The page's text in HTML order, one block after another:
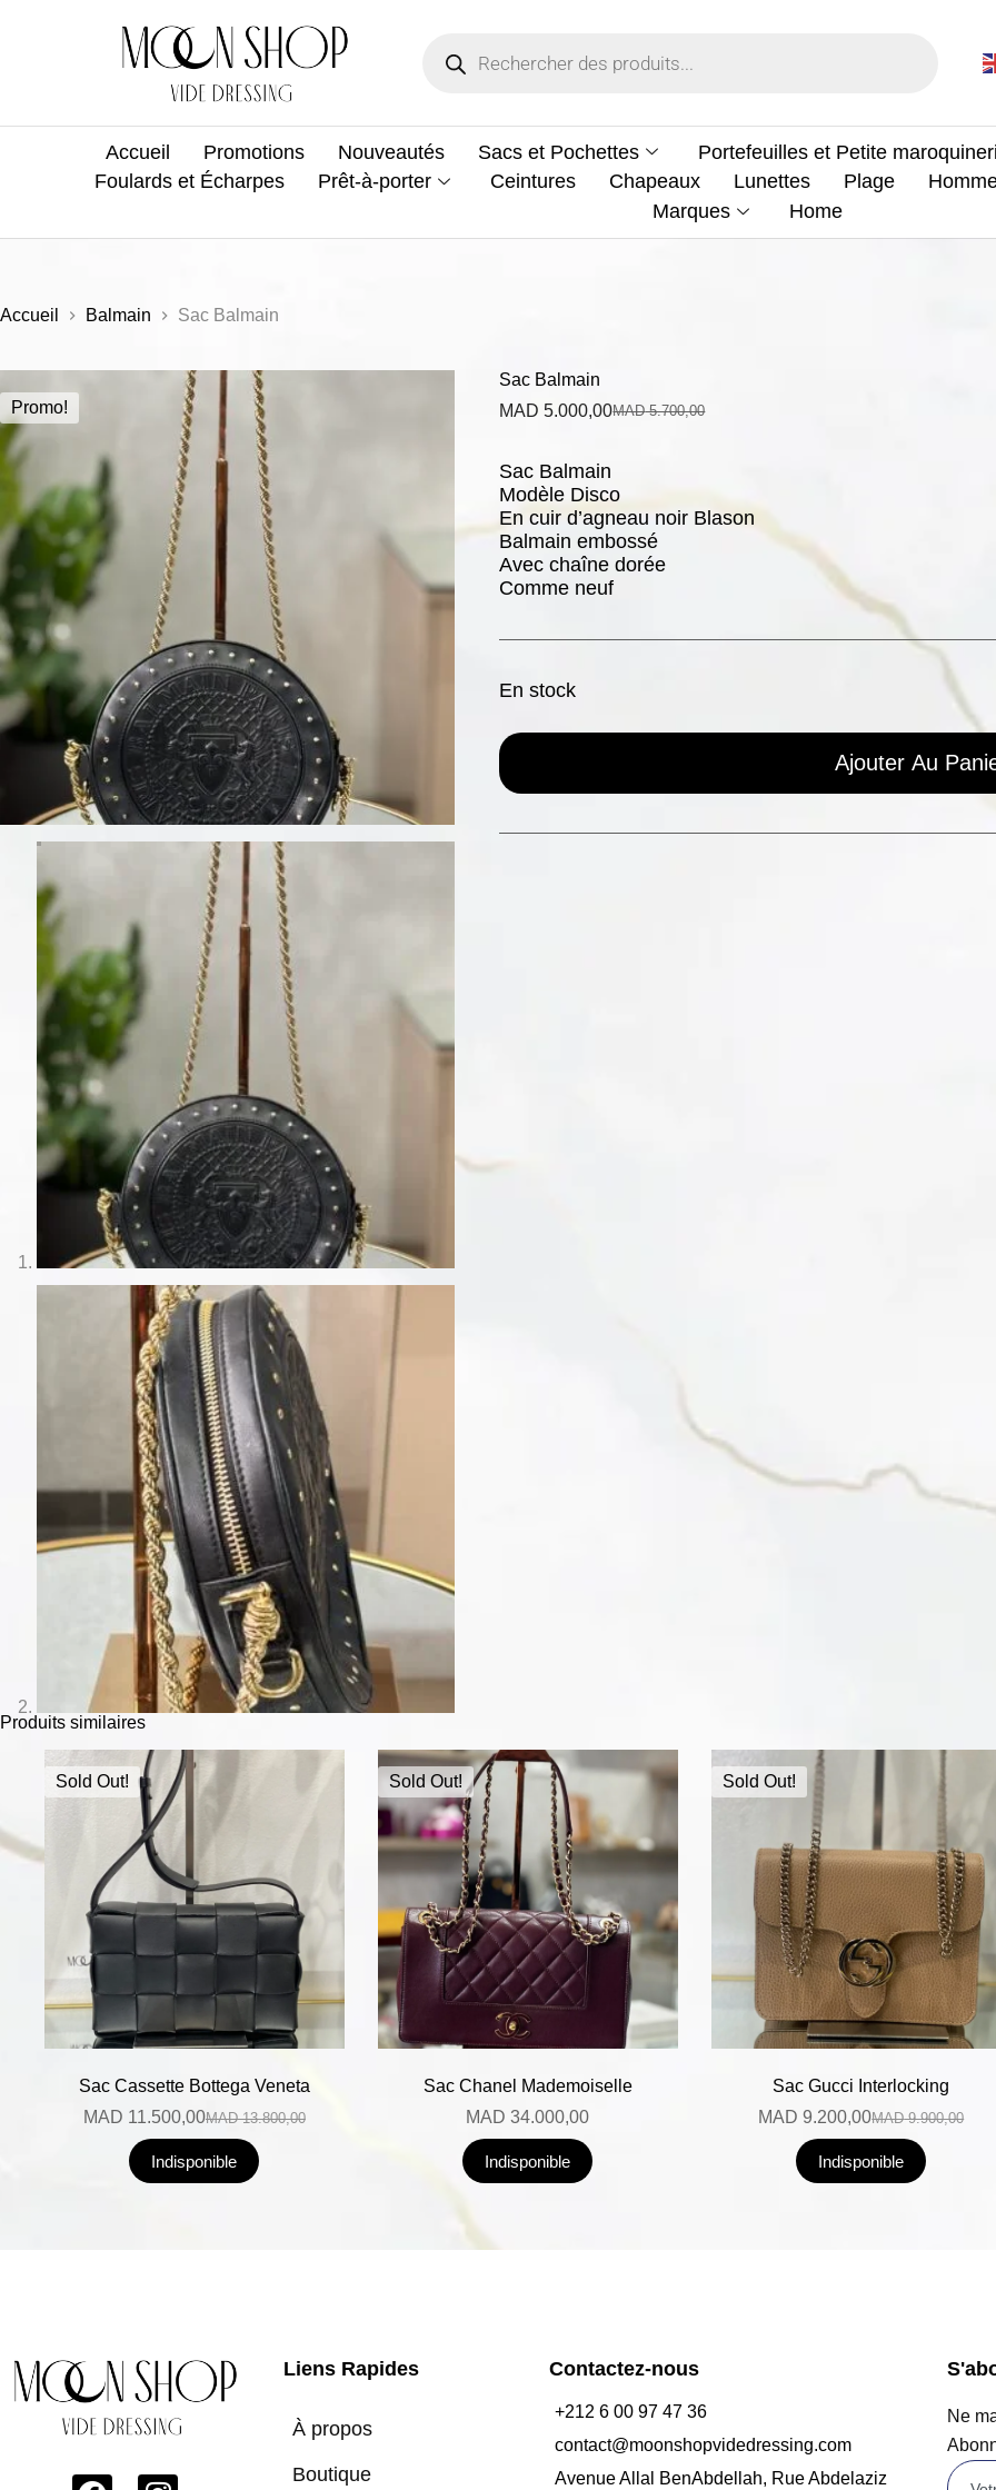
Accueil Promotions Nouveautés Sacs et Pochettes
Portefeuilles et Petite
Foulards et Écharpes
Prêt-à-porter Ceintures Chapeaux Lunettes Plage
Marques
Home
Accueil Balmain Sac Balmain
Promo!
Sac Balmain
MAD5.700,00
MAD 5.000,00
Sac Balmain
Modèle Disco
En cuir d’agneau noir Blason
Balmain embossé
Avec chaîne dorée
Comme neuf
En stock
Ajouter Au
Produits similaires
Sold Out!
Sac Cassette Bottega Veneta
MAD13.800,00
MAD 11.500,00
Indisponible
Sold Out!
Sac Chanel Mademoiselle
MAD 34.000,00
Indisponible
Sold Out!
Sac Gucci Interlocking
MAD9.900,00
MAD 9.200,00
Indisponible
Liens Rapides
À propos
Boutique
Contactez-nous
+212 6 00 97 47 36
contact@moonshopvidedressing.com
Avenue Allal BenAbdellah, Rue Abdelaziz
Ne